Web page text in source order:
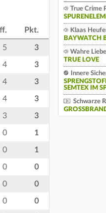
Pkt.
5 3
4 3
4 3
4 3
3 3
0 1
0 1
0 0
0 0
0 0
True Crime
Klaas
BAYWATCH
Wahre
TRUE LOVE
Innere
SEMTEX IM
Schwarze